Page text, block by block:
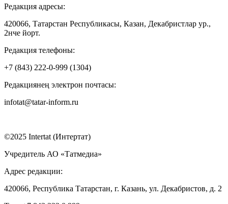
Редакция адресы:
420066, Татарстан Республикасы, Казан, Декабристлар ур.,
2нче йорт.
Редакция телефоны:
+7 (843) 222-0-999 (1304)
Редакциянең электрон почтасы:
infotat@tatar-inform.ru
©2025 Intertat (Интертат)
Учредитель АО «Татмедиа»
Адрес редакции:
420066, Республика Татарстан, г. Казань, ул. Декабристов, д. 2